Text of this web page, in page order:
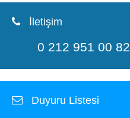
İletişim
0 212 951 00 82
Duyuru Listesi